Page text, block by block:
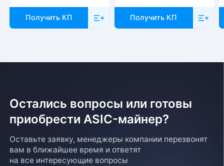
Получить КП Получить КП
Остались вопросы или готовы
приобрести ASIC-майнер?
Оставьте заявку, менеджеры компании перезвонят
вам в ближайшее время и ответят
на все интересующие вопросы